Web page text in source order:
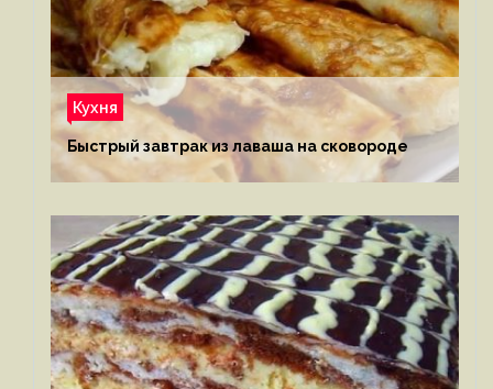
Кухня
Быстрый завтрак из лаваша на сковороде